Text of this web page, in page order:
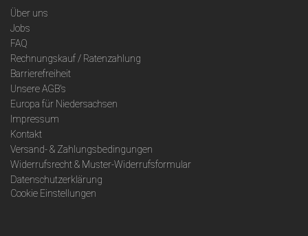
Über uns
Jobs
FAQ
Rechnungskauf / Ratenzahlung
Barrierefreiheit
Unsere AGB's
Europa für Niedersachsen
Impressum
Kontakt
Versand- & Zahlungsbedingungen
Widerrufsrecht & Muster-Widerrufsformular
Datenschutzerklärung
Cookie Einstellungen